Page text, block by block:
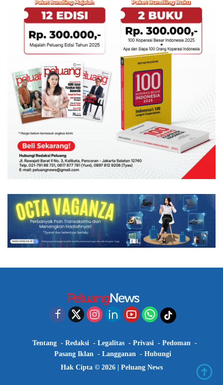
Tentang Redaksi Legalitas Privasi
Pedoman
Pasang Iklan
Langganan
Hubungi
Hak Cipta © 2026 | Peluang News